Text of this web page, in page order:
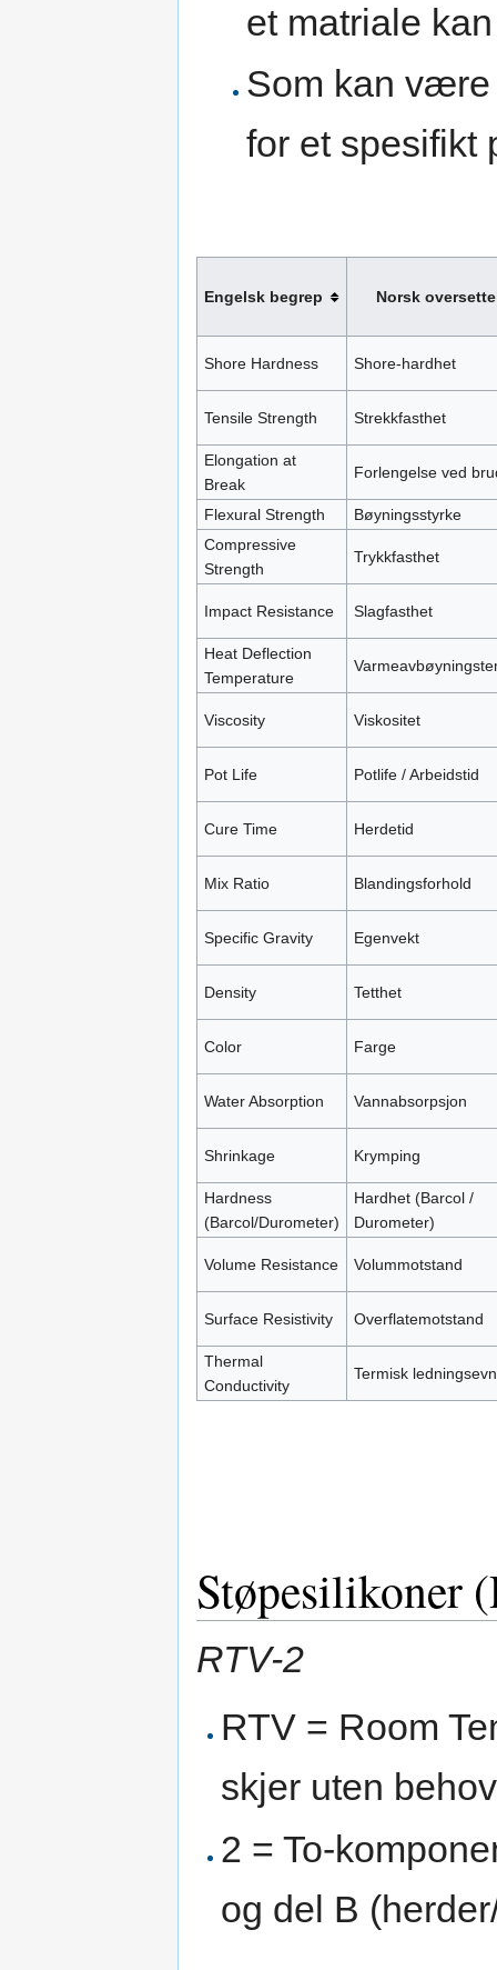
et matriale
Som kan være
for et spesifikt
Engelsk begrep Norsk
Shore Hardness Shore-hardhet
Tensile Strength Strekkfasthet
Elongation at
Break
Forlengelse ved
Flexural Strength
Bøyningsstyrke
Compressive
Strength
Trykkfasthet
Impact Resistance Slagfasthet
Heat Deflection
Temperature
Viscosity Viskositet
Pot Life Potlife / Arbeidstid
Cure Time Herdetid
Mix Ratio Blandingsforhold
Specific Gravity Egenvekt
Density Tetthet
Color Farge
Water Absorption Vannabsorpsjon
Shrinkage Krymping
Hardness
(Barcol/Durometer)
Hardhet (Barcol /
Durometer)
Volume Resistance Volummotstand
Surface Resistivity Overflatemotstand
Thermal
Conductivity
Termisk
Støpesilikoner
RTV-2
RTV = Room
skjer uten
2 = To-
og del B